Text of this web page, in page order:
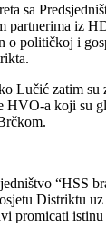
sa
partnerima iz
o političkoj i
Lučić zatim
HVO-a koji su
“HSS
Distriktu
promicati